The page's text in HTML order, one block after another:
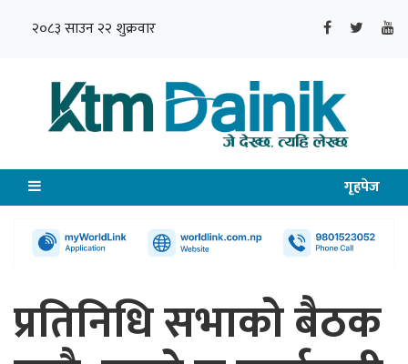
२०८३ साउन २२ शुक्रवार
गृहपेज
प्रतिनिधि सभाको बैठक